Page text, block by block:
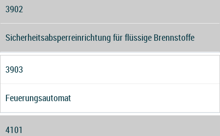
3902
Sicherheitsabsperreinrichtung für flüssige Brennstoffe
3903
Feuerungsautomat
4101